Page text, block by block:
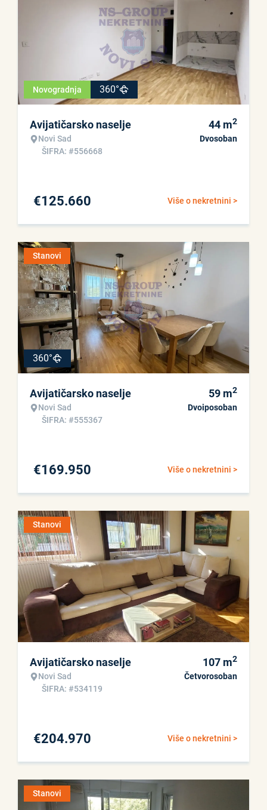
Novogradnja 360°
Avijatičarsko naselje
Novi Sad
ŠIFRA: #556668
44 m2
Dvosoban
Više o nekretnini >
€125.660
Stanovi
360°
Avijatičarsko naselje
Novi Sad
ŠIFRA: #555367
59 m2
Dvoiposoban
Više o nekretnini >
€169.950
Stanovi
Avijatičarsko naselje
Novi Sad
ŠIFRA: #534119
107 m2
Četvorosoban
Više o nekretnini >
€204.970
Stanovi